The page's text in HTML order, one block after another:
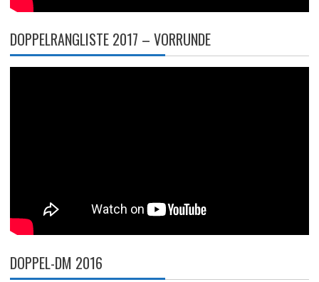
DOPPELRANGLISTE 2017 – VORRUNDE
DOPPEL-DM 2016